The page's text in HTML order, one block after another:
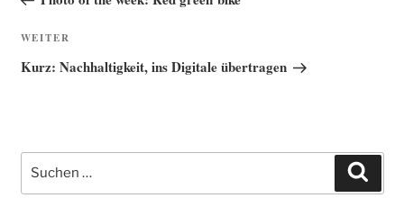
Nächster
Beitrag
WEITER
Kurz: Nachhaltigkeit, ins Digitale übertragen
Suche
nach: